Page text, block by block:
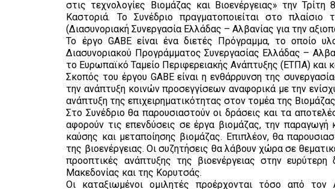
στις τεχνολογίες Βιομάζας και Βιοενέργειας» την
Καστοριά. Το Συνέδριο πραγματοποιείται στο
(Διασυνοριακή Συνεργασία Ελλάδας – Αλβανίας για την
Το έργο GABE είναι ένα διετές Πρόγραμμα, το οποίο
Διασυνοριακού Προγράμματος Συνεργασίας Ελλάδας –
το Ευρωπαϊκό Ταμείο Περιφερειακής Ανάπτυξης (ΕΤΠΑ) και
Σκοπός του έργου GABE είναι η ενθάρρυνση της
την ανάπτυξη κοινών προσεγγίσεων αναφορικά με την
ανάπτυξη της επιχειρηματικότητας στον τομέα της
Στο Συνέδριο θα παρουσιαστούν οι δράσεις και τα
αφορούν τις επενδύσεις σε έργα βιομάζας, την
καύσης και μεταποίησης βιομάζας. Επιπλέον, θα
της βιοενέργειας. Οι συζητήσεις θα λάβουν χώρα σε
προοπτικές ανάπτυξης της βιοενέργειας στην
Μακεδονίας και της Κορυτσάς.
Οι καταξιωμένοι ομιλητές προέρχονται τόσο από